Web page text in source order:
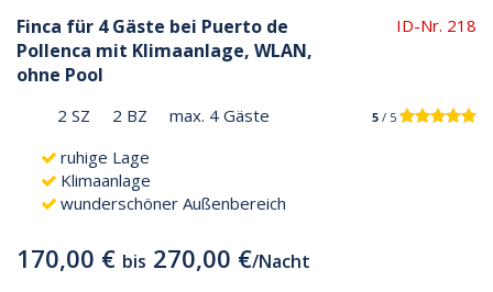
Finca für 4 Gäste bei Puerto de
Pollenca mit Klimaanlage, WLAN,
ohne Pool
ID-Nr. 218
2 SZ 2 BZ max. 4 Gäste 5 / 5
ruhige Lage
Klimaanlage
wunderschöner Außenbereich
170,00 € bis 270,00 €/Nacht